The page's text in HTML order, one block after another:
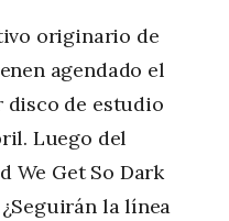
originario de
agendado el
disco de estudio
Luego del
We Get So Dark
la línea